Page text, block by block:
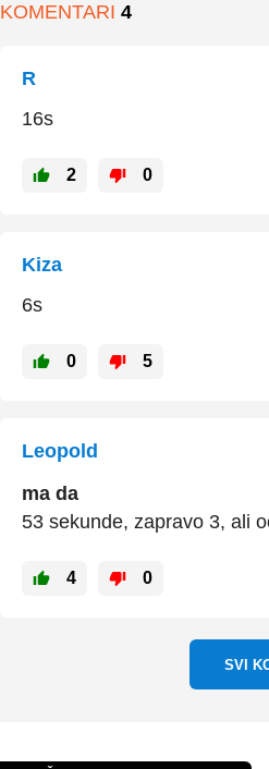
KOMENTARI 4
R
16s
2 0
Kiza
6s
0 5
Leopold
ma da
53 sekunde, zapravo 3, ali
4 0
SVI